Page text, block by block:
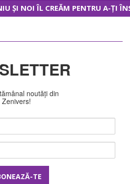
ȘI NOI ÎL CREĂM PENTRU A-ȚI
noutăți din
Zenivers!